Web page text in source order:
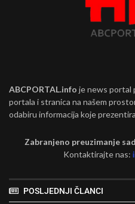
ABCPORTAL.info je news portal
portala i stranica na našem
odabiru informacija koje
Zabranjeno preuzimanje
Kontaktirajte nas:
POSLJEDNJI ČLANCI